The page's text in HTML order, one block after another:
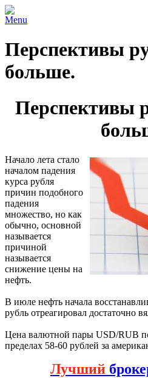
Menu
Перспективы
больше.
Перспективы
Начало лета стало
началом падения
курса рубля
причин подобного
падения
множество, но как
обычно, основной
называется
причиной
называется
снижение цены на
нефть.
В июле нефть начала
рубль отреагировал достаточно
Цена валютной пары USD/RUB
пределах 58-60 рублей за
Лучший